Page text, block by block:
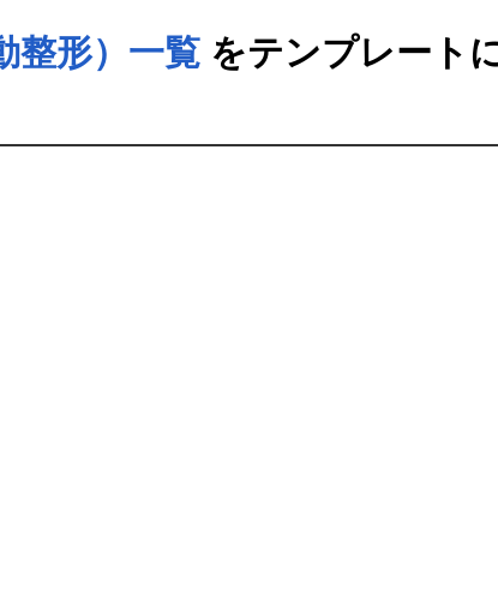
整形）一覧をテンプレート